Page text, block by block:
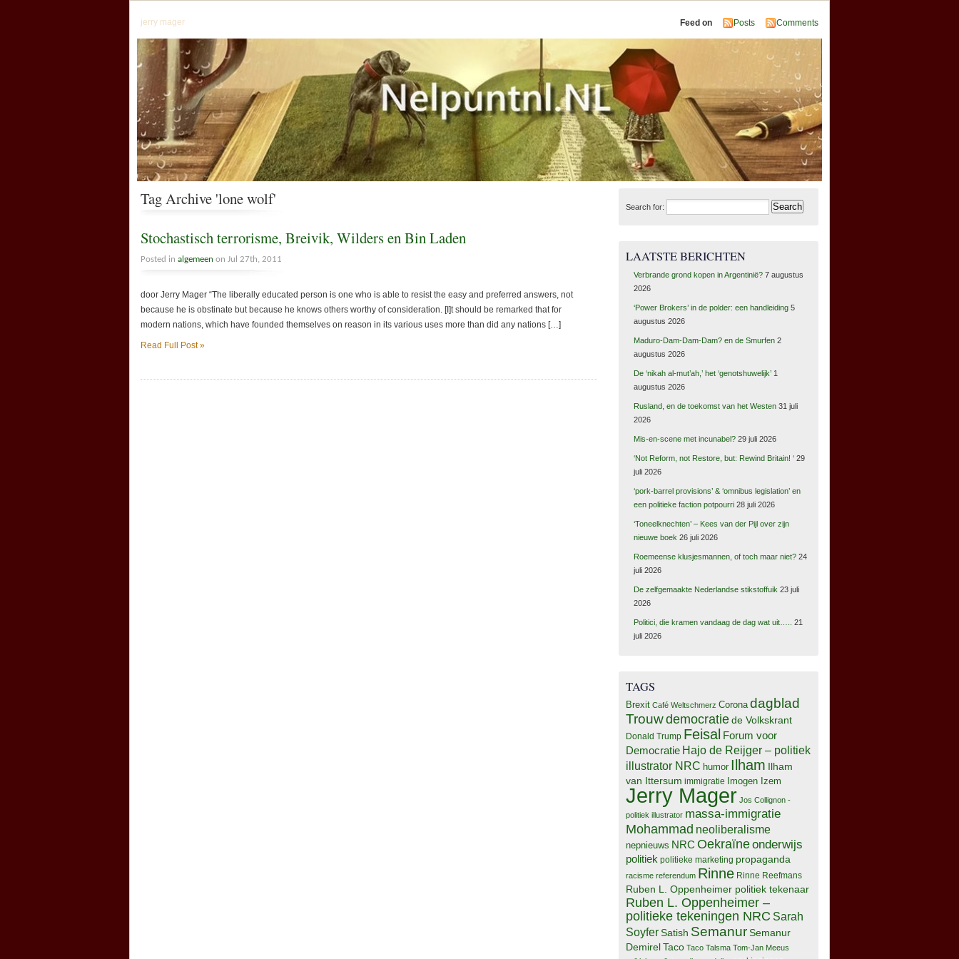
jerry mager Feed on Posts Comments
Tag Archive 'lone wolf'
Stochastisch terrorisme, Breivik, Wilders en Bin Laden
Posted in algemeen on Jul 27th, 2011
door Jerry Mager “The liberally educated person is one who is able to resist the easy and preferred answers, not
because he is obstinate but because he knows others worthy of consideration. [I]t should be remarked that for
modern nations, which have founded themselves on reason in its various uses more than did any nations […]
Read Full Post »
Search for:
LAATSTE BERICHTEN
Verbrande grond kopen in Argentinië? 7 augustus
2026
‘Power Brokers’ in de polder: een handleiding 5
augustus 2026
Maduro-Dam-Dam-Dam? en de Smurfen 2
augustus 2026
De ‘nikah al-mut’ah,’ het ‘genotshuwelijk’ 1
augustus 2026
Rusland, en de toekomst van het Westen 31 juli
2026
Mis-en-scene met incunabel? 29 juli 2026
‘Not Reform, not Restore, but: Rewind Britain! ‘ 29
juli 2026
‘pork-barrel provisions’ & ‘omnibus legislation’ en
een politieke faction potpourri 28 juli 2026
‘Toneelknechten’ – Kees van der Pijl over zijn
nieuwe boek 26 juli 2026
Roemeense klusjesmannen, of toch maar niet? 24
juli 2026
De zelfgemaakte Nederlandse stikstoffuik 23 juli
2026
Politici, die kramen vandaag de dag wat uit…..
21
juli 2026
TAGS
Brexit Café Weltschmerz Corona dagblad
Trouwdemocratiede Volkskrant
Donald Trump Feisal Forum voor
Democratie Hajo de Reijger – politiek
illustrator NRC humor Ilham Ilham
van Ittersum immigratie Imogen Izem
Jerry Mager Jos Collignon -
politiek illustrator massa-immigratie
Mohammad neoliberalisme
nepnieuws NRC Oekraïneonderwijs
politiek politieke marketing propaganda
racisme referendum Rinne Rinne Reefmans
Ruben L. Oppenheimer politiek tekenaar
Ruben L. Oppenheimer –
politieke tekeningen NRC Sarah
Soyfer Satish SemanurSemanur
DemirelTaco Taco Talsma Tom-Jan Meeus